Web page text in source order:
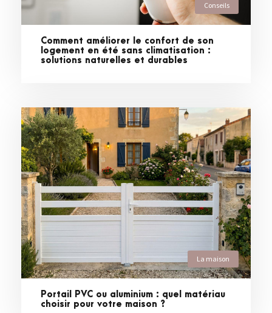
Conseils
Comment améliorer le confort de son
logement en été sans climatisation :
solutions naturelles et durables
La maison
Portail PVC ou aluminium : quel matériau
choisir pour votre maison ?